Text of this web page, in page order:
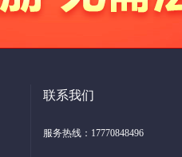
联系我们
服务热线：17770848496